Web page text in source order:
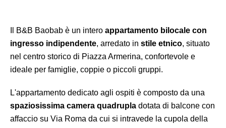
Il B&B Baobab è un intero appartamento bilocale con
ingresso indipendente, arredato in stile etnico, situato
nel centro storico di Piazza Armerina, confortevole e
ideale per famiglie, coppie o piccoli gruppi.
L'appartamento dedicato agli ospiti è composto da una
spaziosissima camera quadrupla dotata di balcone con
affaccio su Via Roma da cui si intravede la cupola della